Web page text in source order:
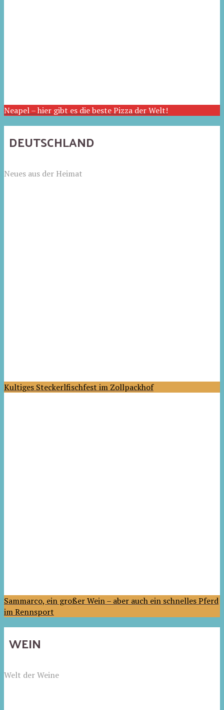
Neapel – hier gibt es die beste Pizza der Welt!
DEUTSCHLAND
Neues aus der Heimat
Kultiges Steckerlfischfest im Zollpackhof
Sammarco, ein großer Wein – aber auch ein schnelles Pferd
im Rennsport
WEIN
Welt der Weine